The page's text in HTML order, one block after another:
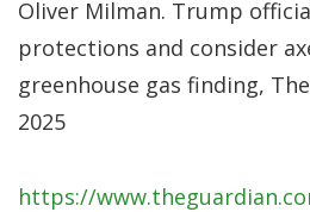
Oliver Milman. Trump
protections and consider
greenhouse gas finding,
2025
https://